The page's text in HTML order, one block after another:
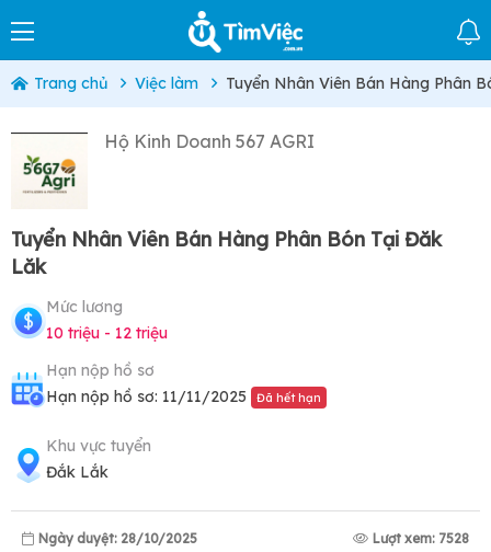
Trang chủ Việc làm Tuyển Nhân Viên Bán Hàng Phân
Hộ Kinh Doanh 567 AGRI
Tuyển Nhân Viên Bán Hàng Phân Bón Tại Đăk
Lăk
Mức lương
10 triệu - 12 triệu
Hạn nộp hồ sơ
Hạn nộp hồ sơ: 11/11/2025
Đã hết hạn
Khu vực tuyển
Đắk Lắk
Ngày duyệt: 28/10/2025 Lượt xem: 7528